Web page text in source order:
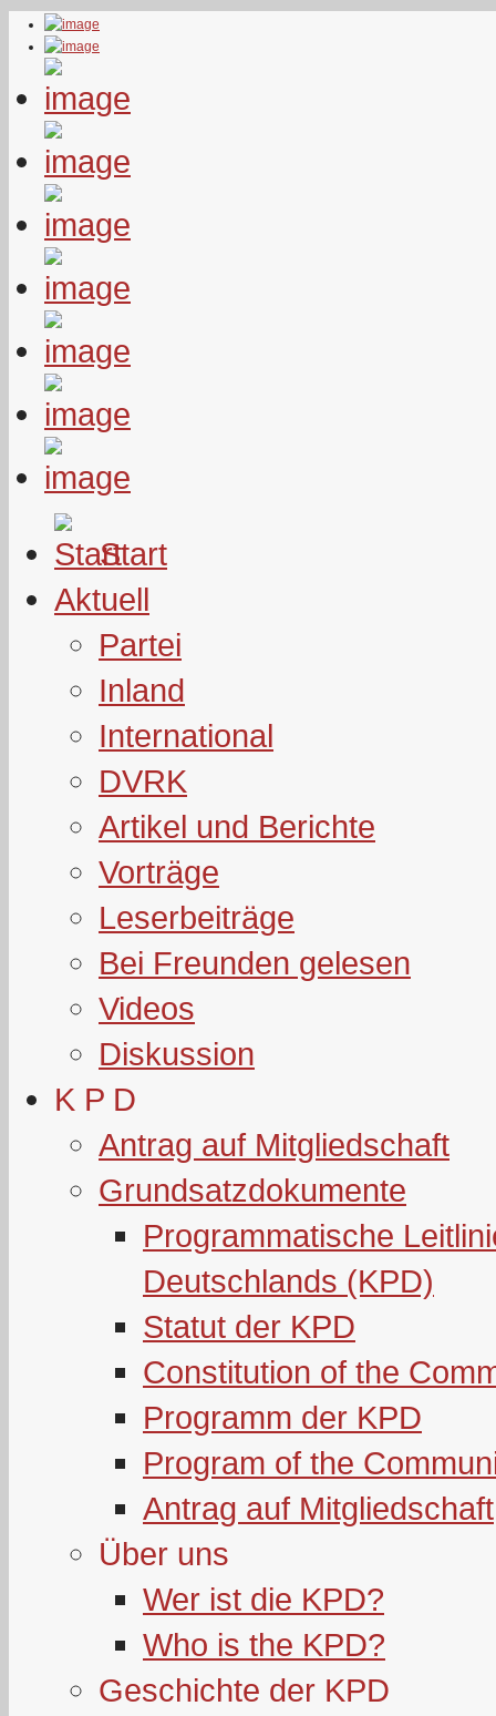
Start
Aktuell
Partei
Inland
International
DVRK
Artikel und Berichte
Vorträge
Leserbeiträge
Bei Freunden gelesen
Videos
Diskussion
K P D
Antrag auf Mitgliedschaft
Grundsatzdokumente
Programmatische
Deutschlands (KPD)
Statut der KPD
Constitution of the
Programm der KPD
Program of the
Antrag auf Mitgliedschaft
Über uns
Wer ist die KPD?
Who is the KPD?
Geschichte der KPD